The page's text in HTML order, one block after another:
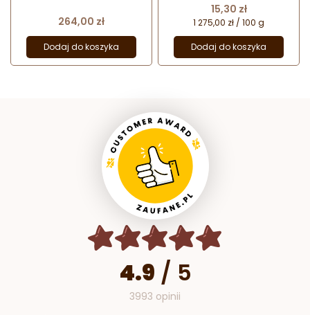
Cena
264,00 zł
Dodaj do koszyka
zielony oliwkowy
Cena
15,30 zł
1 275,00 zł / 100 g
Dodaj do koszyka
4.9 / 5
3993 opinii